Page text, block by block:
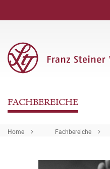
FACHBEREICHE
Home Fachbereiche